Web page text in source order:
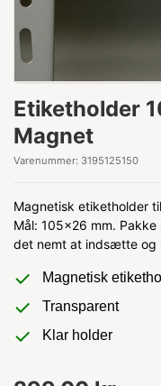
Etiketholder
Magnet
Varenummer: 3195125150
Magnetisk etiketholder
Mål: 105x26 mm.
det nemt at indsætte og
Magnetisk
Transparent
Klar holder